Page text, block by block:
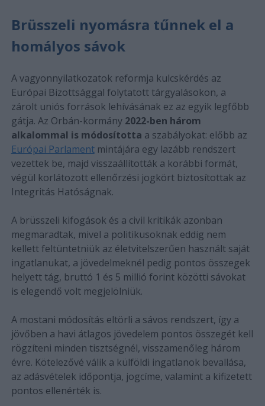
Brüsszeli nyomásra tűnnek el a
homályos sávok
A vagyonnyilatkozatok reformja kulcskérdés az
Európai Bizottsággal folytatott tárgyalásokon, a
zárolt uniós források lehívásának ez az egyik legfőbb
gátja. Az Orbán-kormány 2022-ben három
alkalommal is módosította a szabályokat: előbb az
Európai Parlamentmintájára egy lazább rendszert
vezettek be, majd visszaállították a korábbi formát,
végül korlátozott ellenőrzési jogkört biztosítottak az
Integritás Hatóságnak.
A brüsszeli kifogások és a civil kritikák azonban
megmaradtak, mivel a politikusoknak eddig nem
kellett feltüntetniük az életvitelszerűen használt saját
ingatlanukat, a jövedelmeknél pedig pontos összegek
helyett tág, bruttó 1 és 5 millió forint közötti sávokat
is elegendő volt megjelölniük.
A mostani módosítás eltörli a sávos rendszert, így a
jövőben a havi átlagos jövedelem pontos összegét kell
rögzíteni minden tisztségnél, visszamenőleg három
évre. Kötelezővé válik a külföldi ingatlanok bevallása,
az adásvételek időpontja, jogcíme, valamint a kifizetett
pontos ellenérték is.